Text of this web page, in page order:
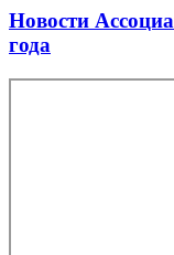
Новости
года